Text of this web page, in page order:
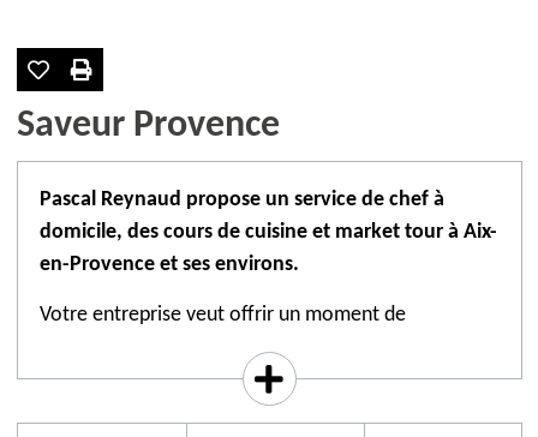
Saveur Provence
Pascal Reynaud propose un service de chef à
domicile, des cours de cuisine et market tour à Aix-
en-Provence et ses environs.
Votre entreprise veut offrir un moment de
convivialité et de partage à une équipe afin de
resserrer les liens entre collaborateurs ? Optez pour
un atelier de cuisine suivi de la dégustation des mets